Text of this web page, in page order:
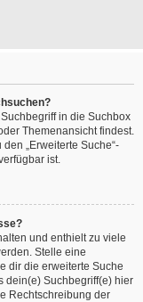
in die Suchbox
Themenansicht findest.
„Erweiterte Suche“-
ist.
und enthielt zu viele
Stelle eine
dir die erweiterte Suche
dein(e) Suchbegriff(e) hier
Rechtschreibung der